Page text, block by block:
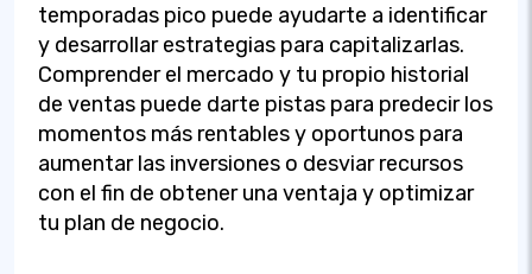
temporadas pico puede ayudarte a identificar
y desarrollar estrategias para capitalizarlas.
Comprender el mercado y tu propio historial
de ventas puede darte pistas para predecir los
momentos más rentables y oportunos para
aumentar las inversiones o desviar recursos
con el fin de obtener una ventaja y optimizar
tu plan de negocio.